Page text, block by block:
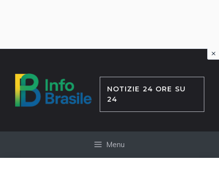
contenuto
NOTIZIE 24 ORE SU
24
Menu
×